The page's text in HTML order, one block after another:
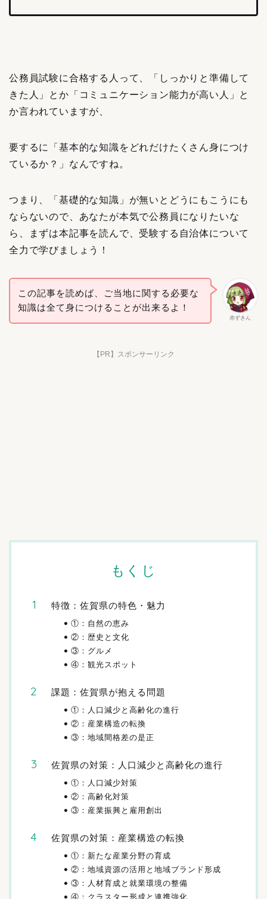
公務員試験に合格する人って、「しっかりと準備して
きた人」とか「コミュニケーション能力が高い人」と
か言われていますが、
要するに「基本的な知識をどれだけたくさん身につけ
ているか？」なんですね。
つまり、「基礎的な知識」が無いとどうにもこうにも
ならないので、あなたが本気で公務員になりたいな
ら、まずは本記事を読んで、受験する自治体について
全力で学びましょう！
赤ずきん
この記事を読めば、ご当地に関する必要な
知識は全て身につけることが出来るよ！
【PR】スポンサーリンク
もくじ
特徴：佐賀県の特色・魅力
①：自然の恵み
②：歴史と文化
③：グルメ
④：観光スポット
課題：佐賀県が抱える問題
①：人口減少と高齢化の進行
②：産業構造の転換
③：地域間格差の是正
佐賀県の対策：人口減少と高齢化の進行
①：人口減少対策
②：高齢化対策
③：産業振興と雇用創出
佐賀県の対策：産業構造の転換
①：新たな産業分野の育成
②：地域資源の活用と地域ブランド形成
③：人材育成と就業環境の整備
④：クラスター形成と連携強化